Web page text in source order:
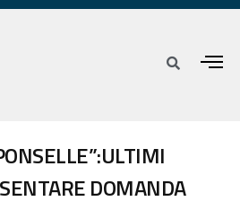
DOMANDA